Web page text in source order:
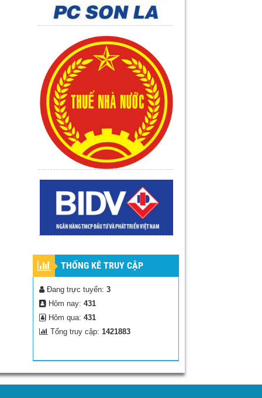
THỐNG KÊ TRUY CẬP
Đang trực tuyến: 3
Hôm nay: 431
Hôm qua: 431
Tổng truy cập: 1421883